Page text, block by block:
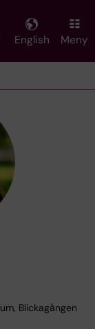
English Meny
Blickagången